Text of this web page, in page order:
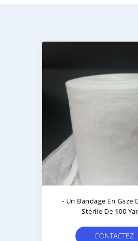
- Un Bandage En Gaze
Stérile De 100
CONTACTEZ